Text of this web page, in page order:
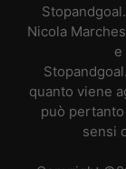
Nicola
e
quanto viene
può
sensi